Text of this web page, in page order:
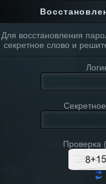
Для восстановления
секретное слово и
Проверка